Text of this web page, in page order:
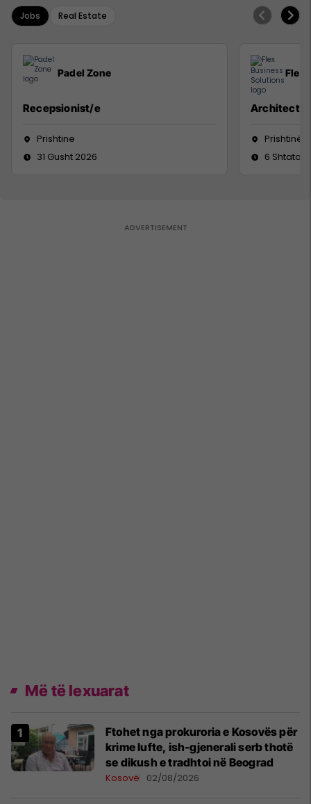
Jobs Real Estate
Padel Zone
Recepsionist/e
Prishtine
31 Gusht 2026
Flex
Architect
Prishtinë
6 Shtator
Më të lexuarat
Ftohet nga prokuroria e Kosovës për
krime lufte, ish-gjenerali serb thotë
se dikush e tradhtoi në Beograd
Kosovë 02/08/2026